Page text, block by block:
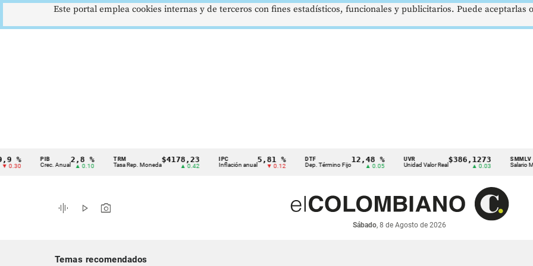
Cintillo
indicadores
económicos
PIB
Crec. Anual
2,8 %
▲ 0.10
TRM
Tasa Rep. Moneda
$4178,23
▲ 0.42
IPC
Inflación anual
5,81 %
▼ 0.12
DTF
Dep. Término Fijo
12,48 %
▲ 0.05
UVR
Unidad Valor Real
$386,1273
▲ 0.03
SMMLV
Salario Mínimo
graphic_eq play_arrow photo_camera
Sábado, 8 de Agosto de 2026
Temas recomendados
Este portal emplea cookies internas y de terceros con fines estadísticos, funcionales y publicitarios. Puede aceptarlas